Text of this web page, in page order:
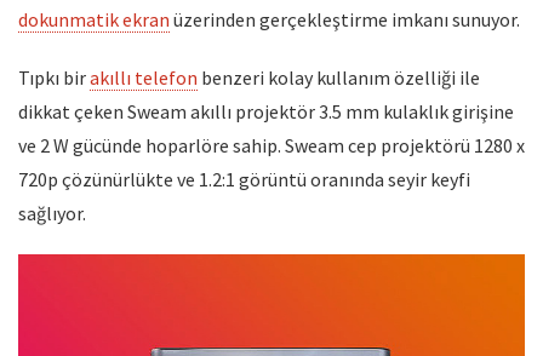
dokunmatik ekran üzerinden gerçekleştirme imkanı sunuyor.
Tıpkı birakıllı telefon benzeri kolay kullanım özelliği ile
dikkat çeken Sweam akıllı projektör 3.5 mm kulaklık girişine
ve 2 W gücünde hoparlöre sahip. Sweam cep projektörü 1280 x
720p çözünürlükte ve 1.2:1 görüntü oranında seyir keyfi
sağlıyor.